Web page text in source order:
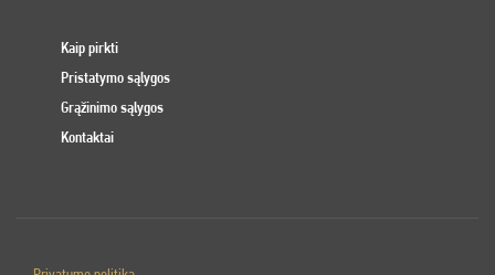
Kaip pirkti
Pristatymo sąlygos
Grąžinimo sąlygos
Kontaktai